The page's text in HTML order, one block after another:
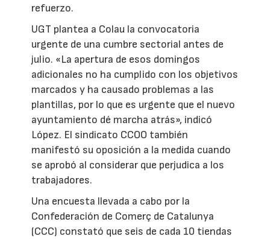
refuerzo.
UGT plantea a Colau la convocatoria
urgente de una cumbre sectorial antes de
julio. «La apertura de esos domingos
adicionales no ha cumplido con los objetivos
marcados y ha causado problemas a las
plantillas, por lo que es urgente que el nuevo
ayuntamiento dé marcha atrás», indicó
López. El sindicato CCOO también
manifestó su oposición a la medida cuando
se aprobó al considerar que perjudica a los
trabajadores.
Una encuesta llevada a cabo por la
Confederación de Comerç de Catalunya
(CCC) constató que seis de cada 10 tiendas